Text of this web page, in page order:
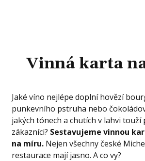
Vinná karta
Jaké víno nejlépe doplní hovězí
punkevního pstruha nebo
jakých tónech a chutích v lahvi touží
zákazníci? Sestavujeme vinnou
na míru. Nejen všechny české
restaurace mají jasno. A co vy?